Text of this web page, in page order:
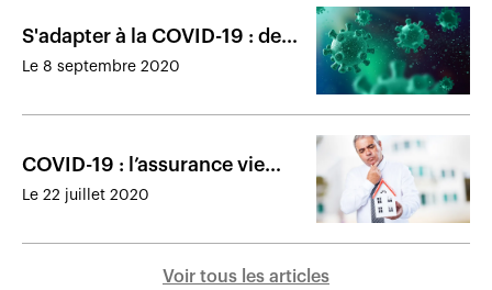
S'adapter à la COVID-19 : deux
pistes pour les assureurs de
Le 8 septembre 2020
COVID-19 : l’assurance vie
subit le ralentissement du
Le 22 juillet 2020
Voir tous les articles